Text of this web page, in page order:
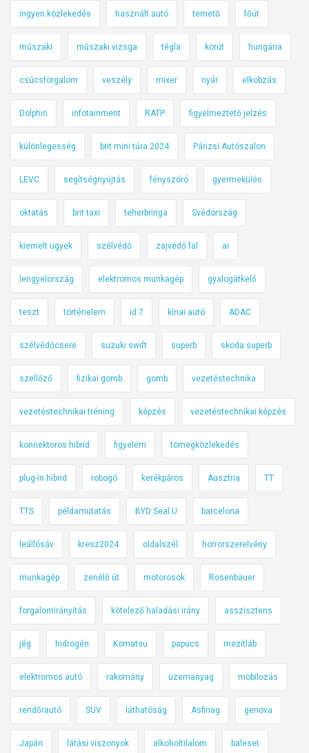
ingyen közlekedés használt autó temető főút
műszaki műszaki vizsga tégla körút hungária
csúcsforgalom veszély mixer nyár elkobzás
Dolphin infotainment RATP figyelmeztető jelzés
különlegesség brit mini túra 2024 Párizsi Autószalon
LEVC segítségnyújtás fényszóró gyermekülés
oktatás brit taxi teherbringa Svédország
kiemelt ügyek szélvédő zajvédő fal ai
lengyelország elektromos munkagép gyalogátkelő
teszt történelem id.7 kínai autó ADAC
szélvédőcsere suzuki swift superb skoda superb
szellőző fizikai gomb gomb vezetéstechnika
vezetéstechnikai tréning képzés vezetéstechnikai képzés
konnektoros hibrid figyelem tömegközlekedés
plug-in hibrid robogó kerékpáros Ausztria TT
TTS példamutatás BYD Seal U barcelona
leállósáv kresz2024 oldalszél horrorszerelvény
munkagép zenélő út motorosok Rosenbauer
forgalomirányítás kötelező haladási irány asszisztens
jég hidrogén Komatsu papucs mezítláb
elektromos autó rakomány üzemanyag mobilozás
rendőrautó SUV láthatóság Asfinag genova
Japán látási viszonyok alkoholtilalom baleset